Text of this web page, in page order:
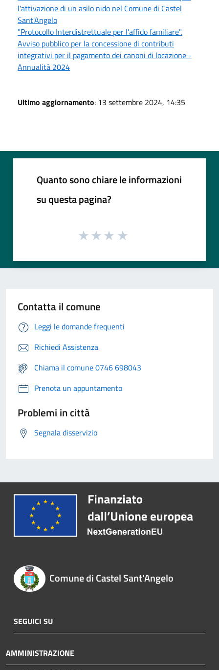
l'attivazione di un asilo nido nel Comune di Castel
Sant'Angelo
"Protocollo Interdistrettuale per l'affido familiare".
Avviso pubblico per la concessione di contributi
integrativi per il pagamento dei canoni di locazione -
Annualità 2024
Ultimo aggiornamento: 13 settembre 2024, 14:35
Quanto sono chiare le informazioni
su questa pagina?
Contatta il comune
Leggi le domande frequenti
Richiedi Assistenza
Chiama il comune 0746 698043
Prenota un appuntamento
Problemi in città
Segnala disservizio
Comune di Castel Sant'Angelo
SEGUICI SU
AMMINISTRAZIONE